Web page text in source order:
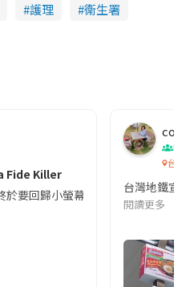
護理
衞生署
Fide Killer
於要回歸小螢幕啦!這次的劇本改編
co
吹
台灣
台灣地鐵宣
閱讀更多